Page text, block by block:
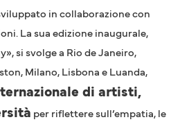
in collaborazione con
La sua edizione inaugurale,
si svolge a Rio de Janeiro,
Milano, Lisbona e Luanda,
di artisti,
per riflettere sull’empatia, le